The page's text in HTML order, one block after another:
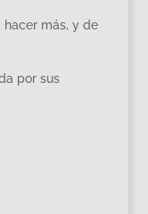
hacer más, y de
por sus